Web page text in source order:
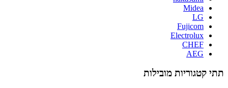
Midea
LG
Fujicom
Electrolux
CHEF
AEG
תתי קטגוריות מובילות